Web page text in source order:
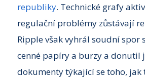
republiky. Technické grafy
regulační problémy zůstávají
Ripple však vyhrál soudní spor
cenné papíry a burzy a donutil
dokumenty týkající se toho, jak